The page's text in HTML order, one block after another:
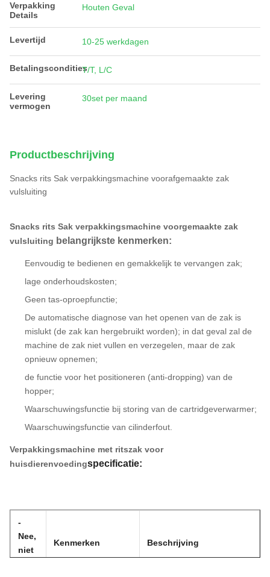
Verpakking
Details
Houten Geval
Levertijd 10-25 werkdagen
BetalingsconditiesT/T, L/C
Levering
vermogen
30set per maand
Productbeschrijving
Snacks rits Sak verpakkingsmachine voorafgemaakte zak
vulsluiting
Snacks rits Sak verpakkingsmachine voorgemaakte zak
vulsluiting belangrijkste kenmerken:
Eenvoudig te bedienen en gemakkelijk te vervangen zak;
lage onderhoudskosten;
Geen tas-oproepfunctie;
De automatische diagnose van het openen van de zak is
mislukt (de zak kan hergebruikt worden); in dat geval zal de
machine de zak niet vullen en verzegelen, maar de zak
opnieuw opnemen;
de functie voor het positioneren (anti-dropping) van de
hopper;
Waarschuwingsfunctie bij storing van de cartridgeverwarmer;
Waarschuwingsfunctie van cilinderfout.
Verpakkingsmachine met ritszak voor
huisdierenvoedingspecificatie:
-
Nee,
niet
Kenmerken Beschrijving